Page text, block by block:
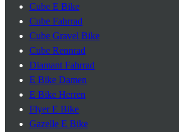
Cube E Bike
Cube Fahrrad
Cube Gravel Bike
Cube Rennrad
Diamant Fahrrad
E Bike Damen
E Bike Herren
Flyer E Bike
Gazelle E Bike